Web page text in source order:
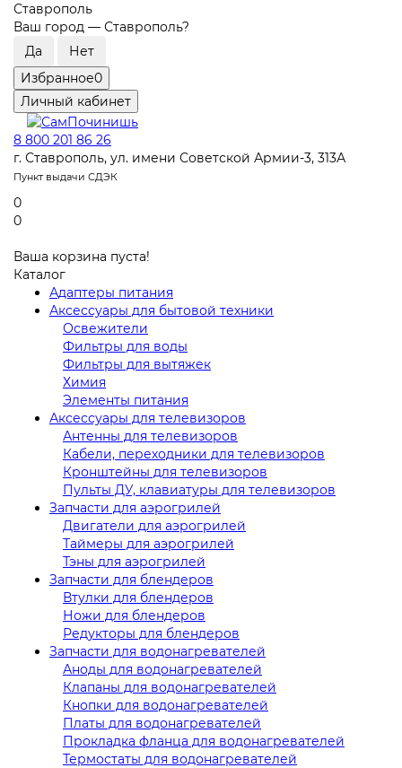
Ставрополь
Ваш город — Ставрополь?
Избранное0
Личный кабинет
8 800 201 86 26
г. Ставрополь, ул. имени Советской Армии-3, 313А
Пункт выдачи СДЭК
0
0
Ваша корзина пуста!
Каталог
Адаптеры питания
Аксессуары для бытовой техники
Освежители
Фильтры для воды
Фильтры для вытяжек
Химия
Элементы питания
Аксессуары для телевизоров
Антенны для телевизоров
Кабели, переходники для телевизоров
Кронштейны для телевизоров
Пульты ДУ, клавиатуры для телевизоров
Запчасти для аэрогрилей
Двигатели для аэрогрилей
Таймеры для аэрогрилей
Тэны для аэрогрилей
Запчасти для блендеров
Втулки для блендеров
Ножи для блендеров
Редукторы для блендеров
Запчасти для водонагревателей
Аноды для водонагревателей
Клапаны для водонагревателей
Кнопки для водонагревателей
Платы для водонагревателей
Прокладка фланца для водонагревателей
Термостаты для водонагревателей